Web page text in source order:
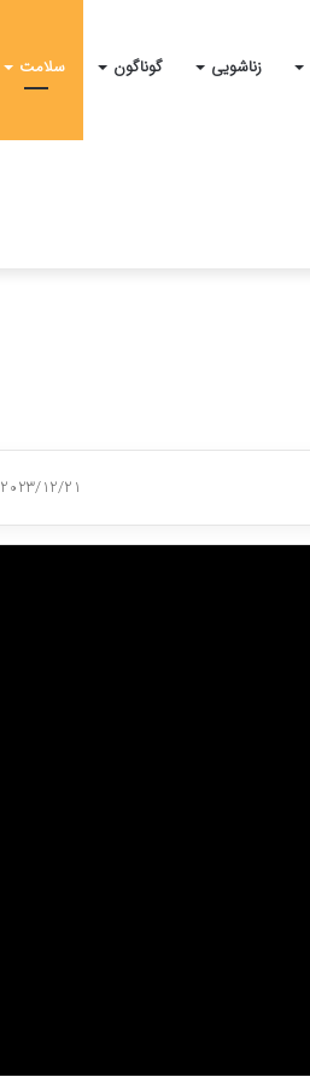
زناشویی گوناگون سلامت
2023/12/21